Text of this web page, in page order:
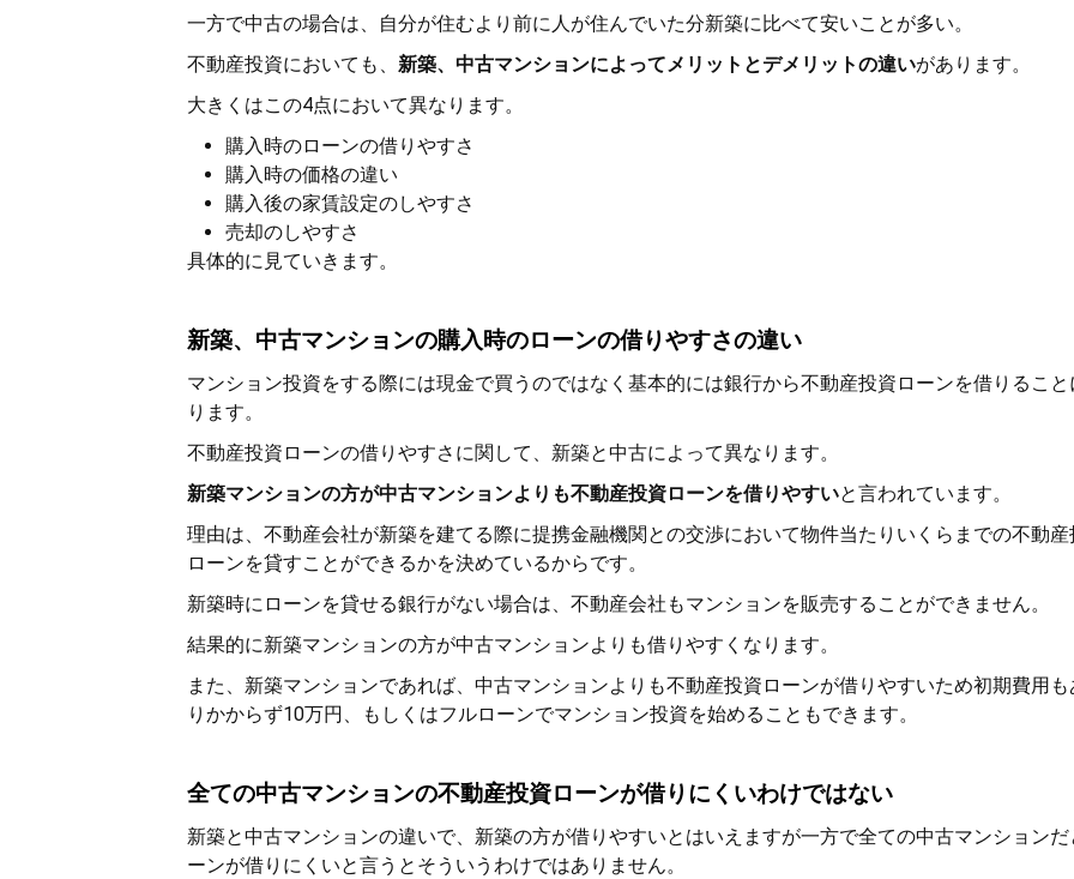
一方で中古の場合は、自分が住むより前に人が住んでいた分新築に比べて安いことが多い。
不動産投資においても、 新築、中古マンションによってメリットとデメリットの違いがあります。
大きくはこの4点において異なります。
購入時のローンの借りやすさ
購入時の価格の違い
購入後の家賃設定のしやすさ
売却のしやすさ
具体的に見ていきます。
新築、中古マンションの購入時のローンの借りやすさの違い
マンション投資をする際には現金で買うのではなく基本的には銀行から不動産投資ローンを借りること
ります。
不動産投資ローンの借りやすさに関して、新築と中古によって異なります。
新築マンションの方が中古マンションよりも不動産投資ローンを借りやすいと言われています。
理由は、不動産会社が新築を建てる際に提携金融機関との交渉において物件当たりいくらまでの不動産
ローンを貸すことができるかを決めているからです。
新築時にローンを貸せる銀行がない場合は、不動産会社もマンションを販売することができません。
結果的に新築マンションの方が中古マンションよりも借りやすくなります。
また、新築マンションであれば、中古マンションよりも不動産投資ローンが借りやすいため初期費用も
りかからず10万円、もしくはフルローンでマンション投資を始めることもできます。
全ての中古マンションの不動産投資ローンが借りにくいわけではない
新築と中古マンションの違いで、新築の方が借りやすいとはいえますが一方で全ての中古マンションだ
ーンが借りにくいと言うとそういうわけではありません。